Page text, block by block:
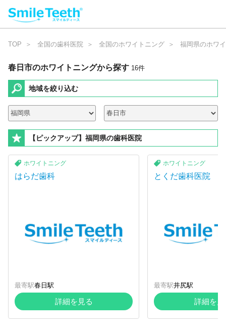
TOP 全国の歯科医院 全国のホワイトニング 福岡県のホワ
春日市のホワイトニングから探す 16件
地域を絞り込む
【ピックアップ】福岡県の歯科医院
ホワイトニング
はらだ歯科
最寄駅春日駅
詳細を見る
ホワイトニング
とくだ歯科医院
最寄駅井尻駅
詳細を見